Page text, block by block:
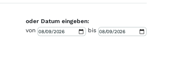
oder Datum eingeben:
von
bis